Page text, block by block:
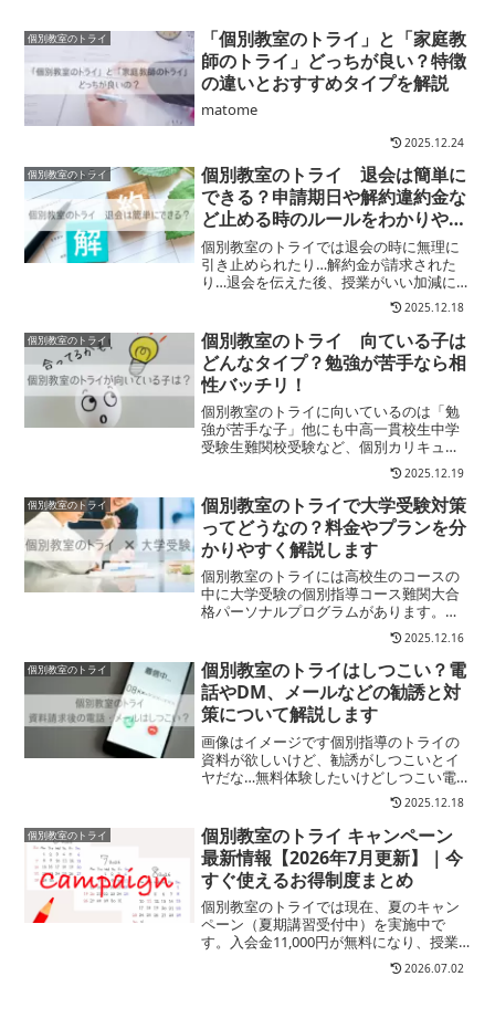
個別教室のトライ
「個別教室のトライ」と「家庭教
師のトライ」どっちが良い？特徴
の違いとおすすめタイプを解説
matome
2025.12.24
個別教室のトライ
個別教室のトライ 退会は簡単に
できる？申請期日や解約違約金な
ど止める時のルールをわかりやす
く解説します
個別教室のトライでは退会の時に無理に
引き止められたり…解約金が請求された
り…退会を伝えた後、授業がいい加減に
なったりしない？といった心配は不要！
退会希望月の前月までに教室長またはト
ライ本部に申し出この↑条件で違約金な
し！※ 違約金が必要なの...
2025.12.18
個別教室のトライ
個別教室のトライ 向ている子は
どんなタイプ？勉強が苦手なら相
性バッチリ！
個別教室のトライに向いているのは「勉
強が苦手な子」他にも中高一貫校生中学
受験生難関校受験など、個別カリキュラ
ムが必要な場合にも相性はいいですが、
特に勉強が苦手なタイプには最適！その
理由は向いてるのは勉強が苦手な子ヒア
リングによるオーダーメイ...
2025.12.19
個別教室のトライ
個別教室のトライで大学受験対策
ってどうなの？料金やプランを分
かりやすく解説します
個別教室のトライには高校生のコースの
中に大学受験の個別指導コース難関大合
格パーソナルプログラムがあります。ま
た、そのほかトライ式特別コースとして
医学部合格コース予備校コースがあり、
大学受験対策ができる塾として、プラン
も豊富！ただし、実はこう...
2025.12.16
個別教室のトライ
個別教室のトライはしつこい？電
話やDM、メールなどの勧誘と対
策について解説します
画像はイメージです個別指導のトライの
資料が欲しいけど、勧誘がしつこいとイ
ヤだな…無料体験したいけどしつこい電
話連絡があるのはちょっと…資料請求で
詳しい情報を知りたいけど、請求後にし
つこい電話やメール、DMは困りますよ
ね？また無料体験したはい...
2025.12.18
個別教室のトライ
個別教室のトライ キャンペーン
最新情報【2026年7月更新】｜今
すぐ使えるお得制度まとめ
個別教室のトライでは現在、夏のキャン
ペーン（夏期講習受付中）を実施中で
す。入会金11,000円が無料になり、授業
料（2ヶ月分）が最大30％OFFになる大型
特典で、受付期間は2026年8月2日（日）
2026.07.02